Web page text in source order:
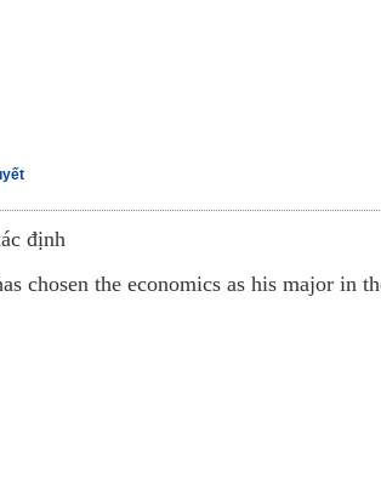
định
chosen the economics as his major in